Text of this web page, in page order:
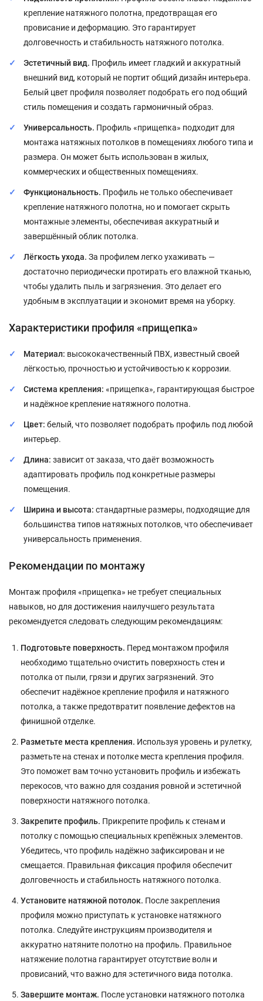
крепление натяжного полотна, предотвращая его
провисание и деформацию. Это гарантирует
долговечность и стабильность натяжного потолка.
Эстетичный вид. Профиль имеет гладкий и аккуратный
внешний вид, который не портит общий дизайн интерьера.
Белый цвет профиля позволяет подобрать его под общий
стиль помещения и создать гармоничный образ.
Универсальность. Профиль «прищепка» подходит для
монтажа натяжных потолков в помещениях любого типа и
размера. Он может быть использован в жилых,
коммерческих и общественных помещениях.
Функциональность. Профиль не только обеспечивает
крепление натяжного полотна, но и помогает скрыть
монтажные элементы, обеспечивая аккуратный и
завершённый облик потолка.
Лёгкость ухода. За профилем легко ухаживать —
достаточно периодически протирать его влажной тканью,
чтобы удалить пыль и загрязнения. Это делает его
удобным в эксплуатации и экономит время на уборку.
Характеристики профиля «прищепка»
Материал: высококачественный ПВХ, известный своей
лёгкостью, прочностью и устойчивостью к коррозии.
Система крепления: «прищепка», гарантирующая быстрое
и надёжное крепление натяжного полотна.
Цвет: белый, что позволяет подобрать профиль под любой
интерьер.
Длина: зависит от заказа, что даёт возможность
адаптировать профиль под конкретные размеры
помещения.
Ширина и высота: стандартные размеры, подходящие для
большинства типов натяжных потолков, что обеспечивает
универсальность применения.
Рекомендации по монтажу
Монтаж профиля «прищепка» не требует специальных
навыков, но для достижения наилучшего результата
рекомендуется следовать следующим рекомендациям:
Подготовьте поверхность. Перед монтажом профиля
необходимо тщательно очистить поверхность стен и
потолка от пыли, грязи и других загрязнений. Это
обеспечит надёжное крепление профиля и натяжного
потолка, а также предотвратит появление дефектов на
финишной отделке.
Разметьте места крепления. Используя уровень и рулетку,
разметьте на стенах и потолке места крепления профиля.
Это поможет вам точно установить профиль и избежать
перекосов, что важно для создания ровной и эстетичной
поверхности натяжного потолка.
Закрепите профиль. Прикрепите профиль к стенам и
потолку с помощью специальных крепёжных элементов.
Убедитесь, что профиль надёжно зафиксирован и не
смещается. Правильная фиксация профиля обеспечит
долговечность и стабильность натяжного потолка.
Установите натяжной потолок. После закрепления
профиля можно приступать к установке натяжного
потолка. Следуйте инструкциям производителя и
аккуратно натяните полотно на профиль. Правильное
натяжение полотна гарантирует отсутствие волн и
провисаний, что важно для эстетичного вида потолка.
Завершите монтаж. После установки натяжного потолка